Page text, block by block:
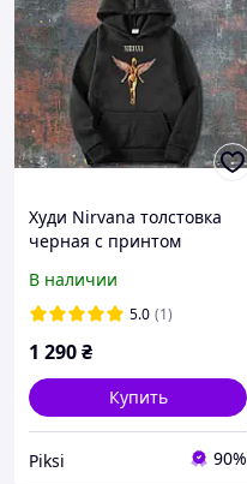
Худи Nirvana толстовка
черная с принтом
В наличии
5.0 (1)
1 290₴
Купить
Piksi 90%